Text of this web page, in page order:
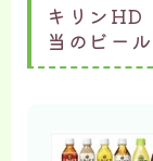
キリン
当のビー